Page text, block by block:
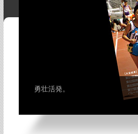
勇壮活発。